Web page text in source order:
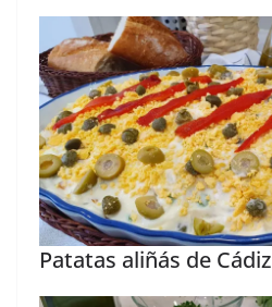
Patatas aliñás de Cádiz